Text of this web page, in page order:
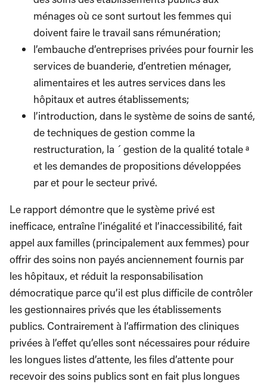
ménages où ce sont surtout les femmes qui
doivent faire le travail sans rémunération;
l’embauche d’entreprises privées pour fournir les
services de buanderie, d’entretien ménager,
alimentaires et les autres services dans les
hôpitaux et autres établissements;
l’introduction, dans le système de soins de santé,
de techniques de gestion comme la
restructuration, la ´ gestion de la qualité totale ª
et les demandes de propositions développées
par et pour le secteur privé.
Le rapport démontre que le système privé est
inefficace, entraîne l’inégalité et l’inaccessibilité, fait
appel aux familles (principalement aux femmes) pour
offrir des soins non payés anciennement fournis par
les hôpitaux, et réduit la responsabilisation
démocratique parce qu’il est plus difficile de contrôler
les gestionnaires privés que les établissements
publics. Contrairement à l’affirmation des cliniques
privées à l’effet qu’elles sont nécessaires pour réduire
les longues listes d’attente, les files d’attente pour
recevoir des soins publics sont en fait plus longues